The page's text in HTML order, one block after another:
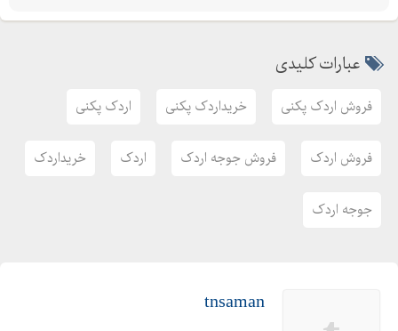
عبارات کلیدی
فروش اردک پکنی خریداردک پکنی اردک پکنی
فروش اردک فروش جوجه اردک اردک خریداردک
جوجه اردک
tnsaman